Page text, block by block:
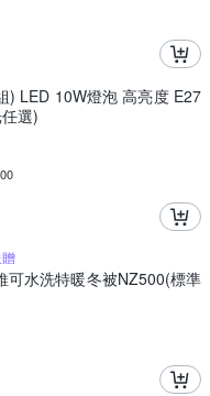
) LED 10W燈泡 高亮度 E27
選)
可水洗特暖冬被NZ500(標準